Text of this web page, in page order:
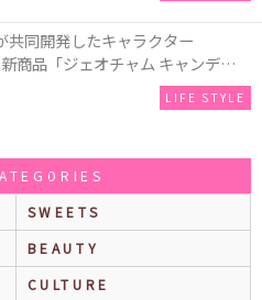
共同開発したキャラクター
商品「ジェオチャム キャンディデ
が発売！一部店舗限定で特別装飾
LIFE STYLE
SWEETS
BEAUTY
CULTURE